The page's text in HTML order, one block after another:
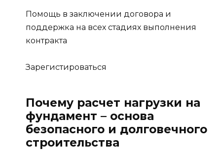
Помощь в заключении договора и
поддержка на всех стадиях выполнения
контракта
Зарегистироваться
Почему расчет нагрузки на
фундамент – основа
безопасного и долговечного
строительства